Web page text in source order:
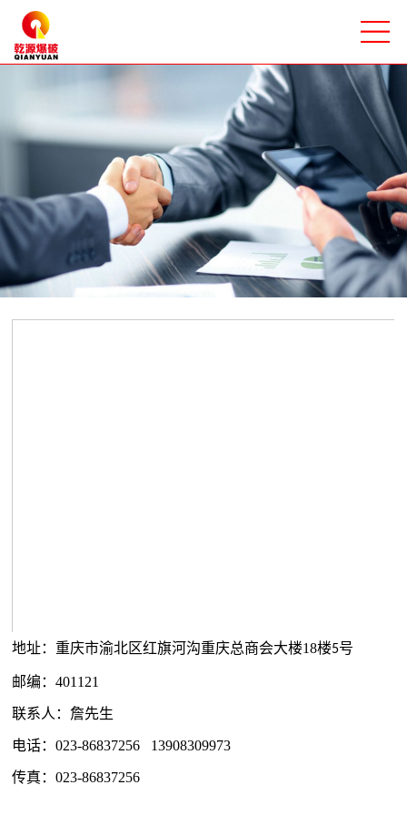
地址：重庆市渝北区红旗河沟重庆总商会大楼18楼5号
邮编：401121
联系人：詹先生
电话：023-86837256 13908309973
传真：023-86837256